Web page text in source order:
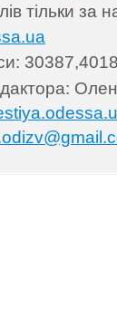
тільки за
30